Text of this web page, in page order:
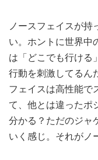
ノースフェイスが持
い。ホントに世界中
は「どこでも行ける
行動を刺激してるん
フェイスは高性能で
て、他とは違ったポ
分かる？ただのジャ
いく感じ。それがノ